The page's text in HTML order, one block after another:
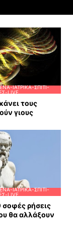
ΙΑΤΡΙΚΆ-ΣΠΊΤΙ-
LIVE
τους
γιους
ΙΑΤΡΙΚΆ-ΣΠΊΤΙ-
LIVE
σοφές ρήσεις
θα αλλάξουν